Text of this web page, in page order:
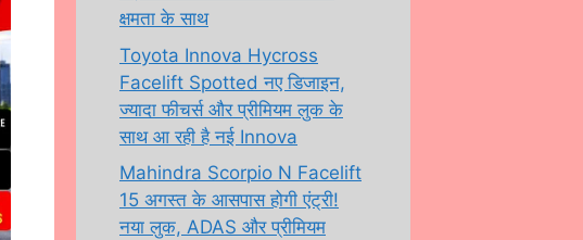
क्षमता के साथ
Toyota Innova Hycross
Facelift Spotted नए डिजाइन,
ज्यादा फीचर्स और प्रीमियम लुक के
साथ आ रही है नई Innova
Mahindra Scorpio N Facelift
15 अगस्त के आसपास होगी एंट्री!
नया लुक, ADAS और प्रीमियम